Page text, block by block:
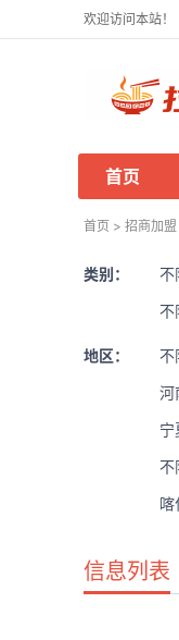
欢迎访问本站！
首页
首页 > 招商加盟
类别： 不
不
地区： 不
河
宁
不
喀
信息列表